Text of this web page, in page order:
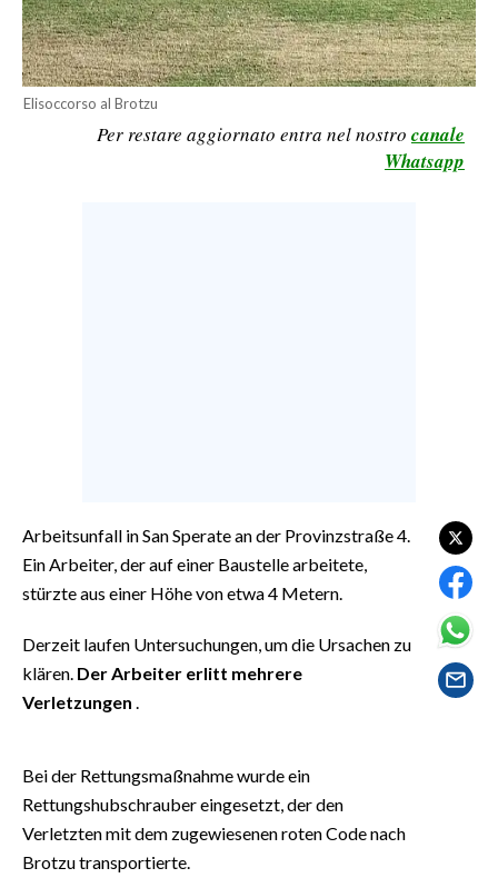
RISULTATI E CLASSIFICHE
CALCIO
CALCIO REGIONALE
EVENTI
#CARAUNIONE
INSULARITÀ
FOTO
INFO AZIENDE
ABBONATI
Elisoccorso al Brotzu
Per restare aggiornato entra nel nostro canale
Whatsapp
Arbeitsunfall in San Sperate an der Provinzstraße 4.
Ein Arbeiter, der auf einer Baustelle arbeitete,
stürzte aus einer Höhe von etwa 4 Metern.
Derzeit laufen Untersuchungen, um die Ursachen zu
klären. Der Arbeiter erlitt mehrere
Verletzungen
Bei der Rettungsmaßnahme wurde ein
Rettungshubschrauber eingesetzt, der den
Verletzten mit dem zugewiesenen roten Code nach
Brotzu transportierte.